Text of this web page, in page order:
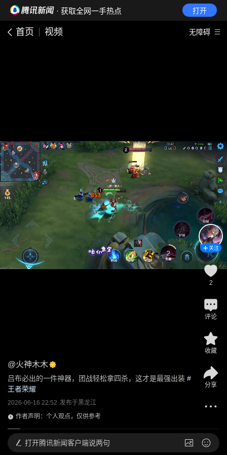
· 获取全网一手热点 打开
首页 视频 无障碍
@火神木木
吕布必出的一件神器，团战轻松拿四杀，这才是最强出装 #
王者荣耀
2026-06-16 22:52 发布于黑龙江
作者声明：个人观点，仅供参考
关注
2
评论
收藏
分享
打开腾讯新闻客户端说两句